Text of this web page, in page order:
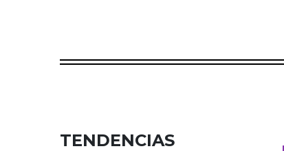
TENDENCIAS